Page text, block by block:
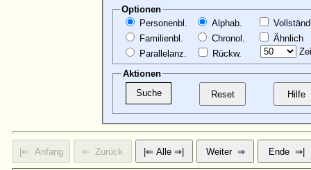
Optionen
Personenbl.
Familienbl.
Parallelanz.
Alphab.
Chronol.
Rückw.
Ähnlich
Aktionen